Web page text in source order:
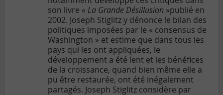
son livre « La Grande Désillusion »publié en
2002. Joseph Stiglitz y dénonce le bilan des
politiques imposées par le « consensus de
Washington » et estime que dans tous les
pays qui les ont appliquées, le
développement a été lent et les bénéfices
de la croissance, quand bien même elle a
pu être restaurée, ont été inégalement
partagés. Joseph Stiglitz considère par